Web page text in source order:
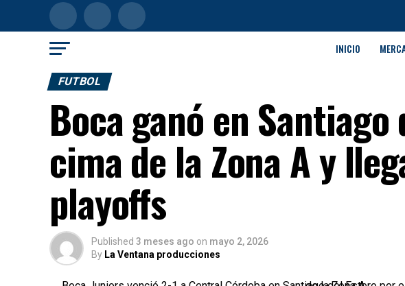
INICIO
FUTBOL
Boca ganó en
cima de la Zona A y
playoffs
Published 3 meses ago on mayo 2, 2026
By La Ventana producciones